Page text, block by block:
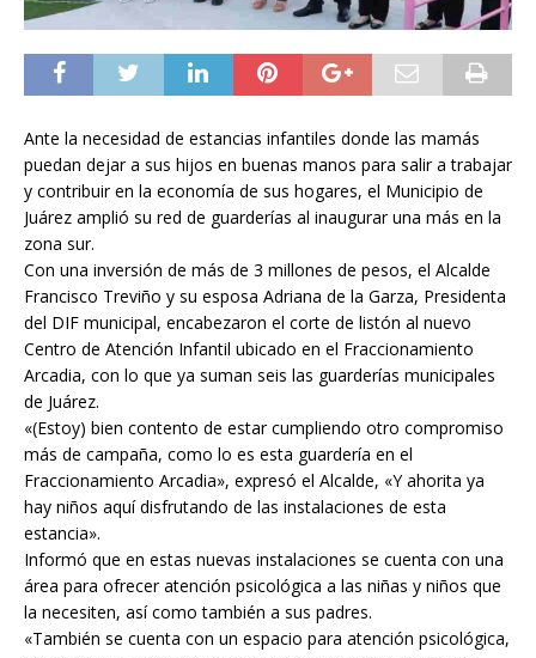
Ante la necesidad de estancias infantiles donde las mamás
puedan dejar a sus hijos en buenas manos para salir a trabajar
y contribuir en la economía de sus hogares, el Municipio de
Juárez amplió su red de guarderías al inaugurar una más en la
zona sur.
Con una inversión de más de 3 millones de pesos, el Alcalde
Francisco Treviño y su esposa Adriana de la Garza, Presidenta
del DIF municipal, encabezaron el corte de listón al nuevo
Centro de Atención Infantil ubicado en el Fraccionamiento
Arcadia, con lo que ya suman seis las guarderías municipales
de Juárez.
«(Estoy) bien contento de estar cumpliendo otro compromiso
más de campaña, como lo es esta guardería en el
Fraccionamiento Arcadia», expresó el Alcalde, «Y ahorita ya
hay niños aquí disfrutando de las instalaciones de esta
estancia».
Informó que en estas nuevas instalaciones se cuenta con una
área para ofrecer atención psicológica a las niñas y niños que
la necesiten, así como también a sus padres.
«También se cuenta con un espacio para atención psicológica,